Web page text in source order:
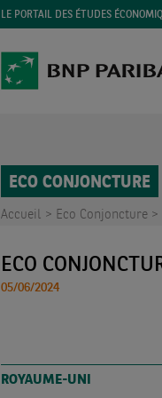
LE PORTAIL DES ÉTUDES
ECO CONJONCTURE
Accueil > Eco Conjoncture >
ECO
05/06/2024
ROYAUME-UNI